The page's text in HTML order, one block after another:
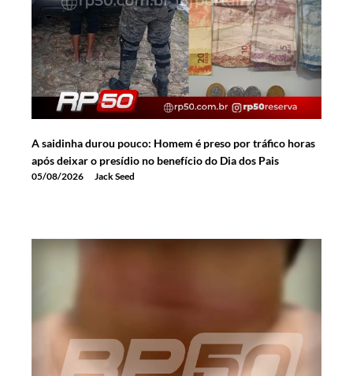
A saidinha durou pouco: Homem é preso por tráfico horas
após deixar o presídio no benefício do Dia dos Pais
05/08/2026 Jack Seed